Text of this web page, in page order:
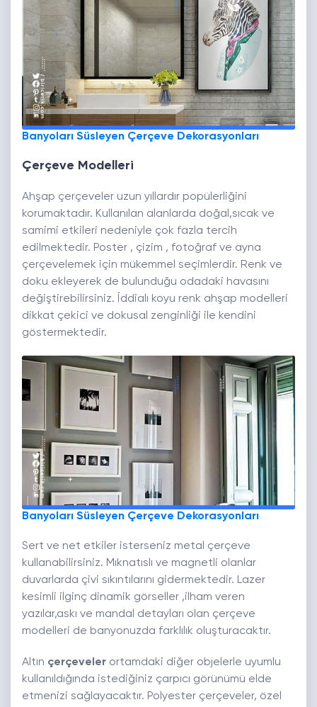
Banyoları Süsleyen Çerçeve Dekorasyonları
Çerçeve Modelleri
Ahşap çerçeveler uzun yıllardır popülerliğini
korumaktadır. Kullanılan alanlarda doğal,sıcak ve
samimi etkileri nedeniyle çok fazla tercih
edilmektedir. Poster , çizim , fotoğraf ve ayna
çerçevelemek için mükemmel seçimlerdir. Renk ve
doku ekleyerek de bulunduğu odadaki havasını
değiştirebilirsiniz. İddialı koyu renk ahşap modelleri
dikkat çekici ve dokusal zenginliği ile kendini
göstermektedir.
Banyoları Süsleyen Çerçeve Dekorasyonları
Sert ve net etkiler isterseniz metal çerçeve
kullanabilirsiniz. Mıknatıslı ve magnetli olanlar
duvarlarda çivi sıkıntılarını gidermektedir. Lazer
kesimli ilginç dinamik görseller ,ilham veren
yazılar,askı ve mandal detayları olan çerçeve
modelleri de banyonuzda farklılık oluşturacaktır.
Altın çerçeveler ortamdaki diğer objelerle uyumlu
kullanıldığında istediğiniz çarpıcı görünümü elde
etmenizi sağlayacaktır. Polyester çerçeveler, özel